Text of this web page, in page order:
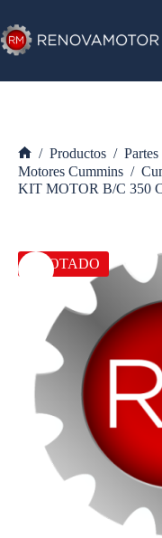
al
contenido
Inicio
/ Productos /
Motores Cummins /
KIT MOTOR B/C 350
AGOTADO